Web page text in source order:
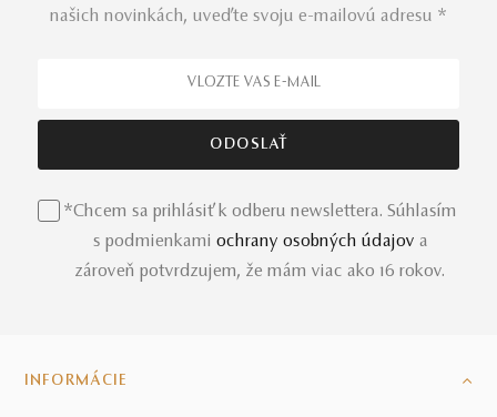
našich novinkách, uveďte svoju e-mailovú adresu *
*Chcem sa prihlásiť k odberu newslettera. Súhlasím
s podmienkami ochrany osobných údajov a
zároveň potvrdzujem, že mám viac ako 16 rokov.
INFORMÁCIE